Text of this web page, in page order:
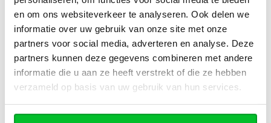
en om ons websiteverkeer te analyseren. Ook delen we
informatie over uw gebruik van onze site met onze
partners voor social media, adverteren en analyse. Deze
partners kunnen deze gegevens combineren met andere
informatie die u aan ze heeft verstrekt of die ze hebben
verzameld op basis van uw gebruik van hun services.
Heb je een vraag over dit product ?
Simon helpt je graag en kan al je vragen beantwoorden.
Stuur een bericht
Ruim assortiment
Levering uit eigen
voorraad
Niet goed = Geld terug